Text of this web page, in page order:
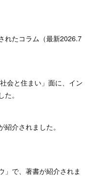
れたコラム（最新2026.7
会と住まい」面に、イン
。
介されました。
」で、著書が紹介されま